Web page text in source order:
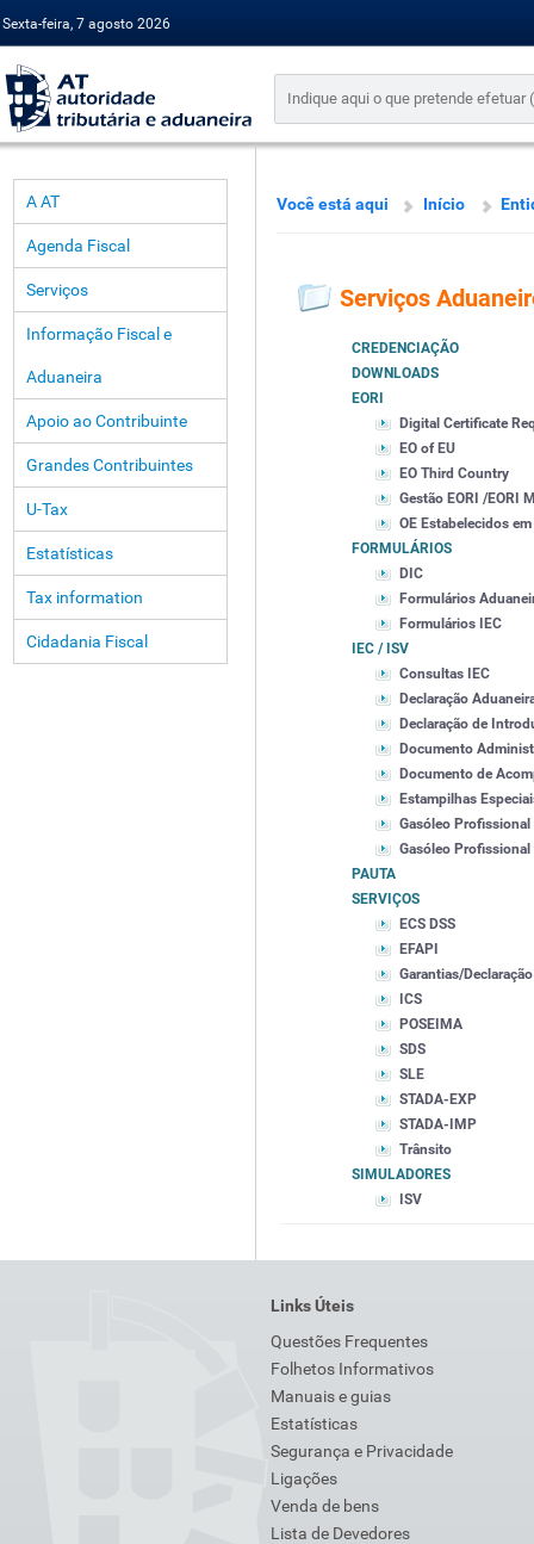
Sexta-feira, 7 agosto 2026
A AT
Agenda Fiscal
Serviços
Informação Fiscal e
Aduaneira
Apoio ao Contribuinte
Grandes Contribuintes
U-Tax
Estatísticas
Tax information
Cidadania Fiscal
Você está aqui Início
Serviços
CREDENCIAÇÃO
DOWNLOADS
EORI
Digital Certificate
EO of EU
EO Third Country
Gestão EORI /EORI
OE Estabelecidos
FORMULÁRIOS
DIC
Formulários
Formulários IEC
IEC / ISV
Consultas IEC
Declaração
Declaração de
Documento
Documento de
Estampilhas
Gasóleo Profissional
Gasóleo Profissional
PAUTA
SERVIÇOS
ECS DSS
EFAPI
Garantias/
ICS
POSEIMA
SDS
SLE
STADA-EXP
STADA-IMP
Trânsito
SIMULADORES
ISV
Links Úteis
Questões Frequentes
Folhetos Informativos
Manuais e guias
Estatísticas
Segurança e Privacidade
Ligações
Venda de bens
Lista de Devedores